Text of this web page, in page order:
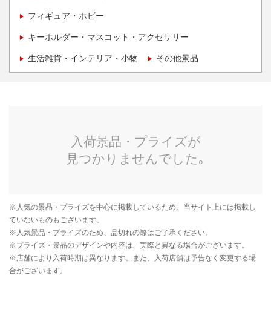
フィギュア・ホビー
キーホルダー・マスコット・アクセサリー
生活雑貨・インテリア・小物 その他景品